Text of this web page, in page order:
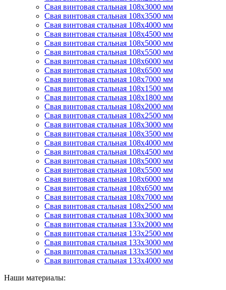
Свая винтовая стальная 108х3000 мм
Свая винтовая стальная 108х3500 мм
Свая винтовая стальная 108х4000 мм
Свая винтовая стальная 108х4500 мм
Свая винтовая стальная 108х5000 мм
Свая винтовая стальная 108х5500 мм
Свая винтовая стальная 108х6000 мм
Свая винтовая стальная 108х6500 мм
Свая винтовая стальная 108х7000 мм
Свая винтовая стальная 108х1500 мм
Свая винтовая стальная 108х1800 мм
Свая винтовая стальная 108х2000 мм
Свая винтовая стальная 108х2500 мм
Свая винтовая стальная 108х3000 мм
Свая винтовая стальная 108х3500 мм
Свая винтовая стальная 108х4000 мм
Свая винтовая стальная 108х4500 мм
Свая винтовая стальная 108х5000 мм
Свая винтовая стальная 108х5500 мм
Свая винтовая стальная 108х6000 мм
Свая винтовая стальная 108х6500 мм
Свая винтовая стальная 108х7000 мм
Свая винтовая стальная 108х2500 мм
Свая винтовая стальная 108х3000 мм
Свая винтовая стальная 133х2000 мм
Свая винтовая стальная 133х2500 мм
Свая винтовая стальная 133х3000 мм
Свая винтовая стальная 133х3500 мм
Свая винтовая стальная 133х4000 мм
Наши материалы: